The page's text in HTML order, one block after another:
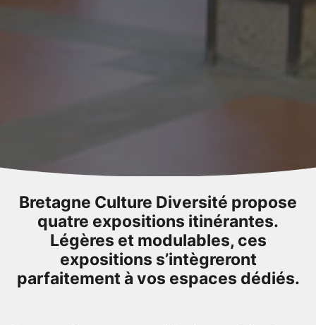
Bretagne Culture Diversité propose
quatre expositions itinérantes.
Légères et modulables, ces
expositions s’intègreront
parfaitement à vos espaces dédiés.